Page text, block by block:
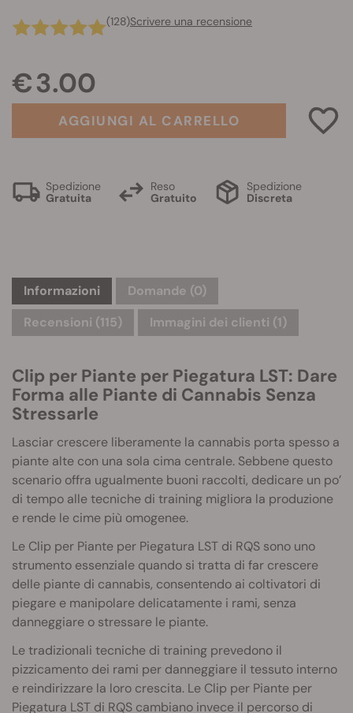
(128)Scrivere una recensione
€ 3.00
AGGIUNGI AL CARRELLO
Spedizione
Gratuita
Reso
Gratuito
Spedizione
Discreta
Informazioni Domande (0)
Recensioni (115)
Immagini dei clienti (1)
Clip per Piante per Piegatura LST: Dare
Forma alle Piante di Cannabis Senza
Stressarle
Lasciar crescere liberamente la cannabis porta spesso a
piante alte con una sola cima centrale. Sebbene questo
scenario offra ugualmente buoni raccolti, dedicare un po’
di tempo alle tecniche di training migliora la produzione
e rende le cime più omogenee.
Le Clip per Piante per Piegatura LST di RQS sono uno
strumento essenziale quando si tratta di far crescere
delle piante di cannabis, consentendo ai coltivatori di
piegare e manipolare delicatamente i rami, senza
danneggiare o stressare le piante.
Le tradizionali tecniche di training prevedono il
pizzicamento dei rami per danneggiare il tessuto interno
e reindirizzare la loro crescita. Le Clip per Piante per
Piegatura LST di RQS cambiano invece il percorso di